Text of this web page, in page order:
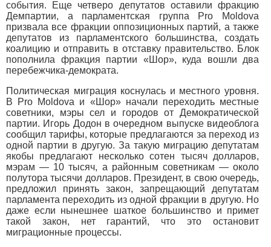
события. Еще четверо депутатов оставили фракцию
Демпартии, а парламентская группа Pro Moldova
призвала все фракции оппозиционных партий, а также
депутатов из парламентского большинства, создать
коалицию и отправить в отставку правительство. Блок
пополнила фракция партии «Шор», куда вошли два
перебежчика-демократа.
Политическая миграция коснулась и местного уровня.
В Pro Moldova и «Шор» начали переходить местные
советники, мэры сел и городов от Демократической
партии. Игорь Додон в очередном выпуске видеоблога
сообщил тарифы, которые предлагаются за переход из
одной партии в другую. За такую миграцию депутатам
якобы предлагают несколько сотен тысяч долларов,
мэрам — 10 тысяч, а районным советникам — около
полутора тысячи долларов. Президент, в свою очередь,
предложил принять закон, запрещающий депутатам
парламента переходить из одной фракции в другую. Но
даже если нынешнее шаткое большинство и примет
такой закон, нет гарантий, что это остановит
миграционные процессы.